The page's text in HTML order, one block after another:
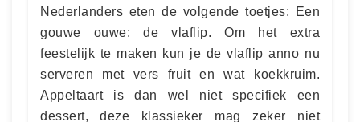
Nederlanders eten de volgende toetjes: Een
gouwe ouwe: de vlaflip. Om het extra
feestelijk te maken kun je de vlaflip anno nu
serveren met vers fruit en wat koekkruim.
Appeltaart is dan wel niet specifiek een
dessert, deze klassieker mag zeker niet